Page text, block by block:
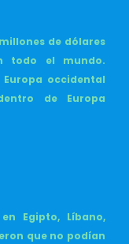
de dólares
todo el mundo.
occidental
de Europa
Egipto, Líbano,
que no podían